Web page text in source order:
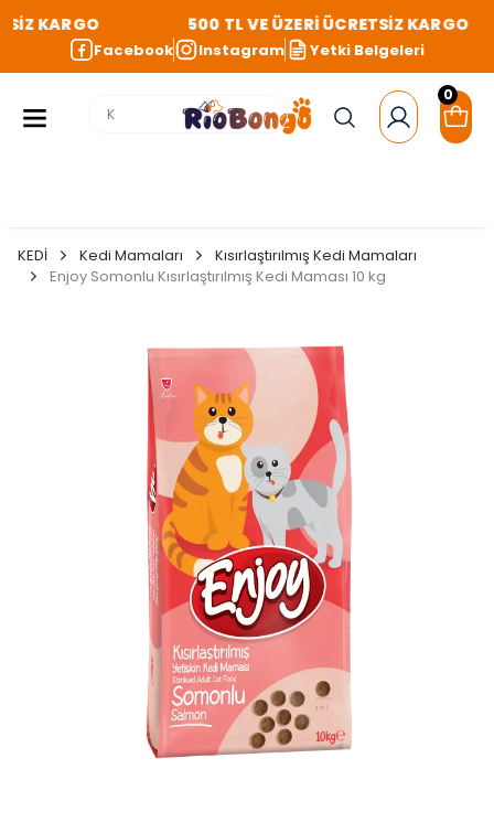
KARGO 500 TL VE ÜZERİ ÜCRETSİZ KARGO
Facebook Instagram Yetki Belgeleri
0
KEDİ Kedi Mamaları
Kısırlaştırılmış Kedi Mamaları
Enjoy Somonlu Kısırlaştırılmış Kedi Maması 10 kg